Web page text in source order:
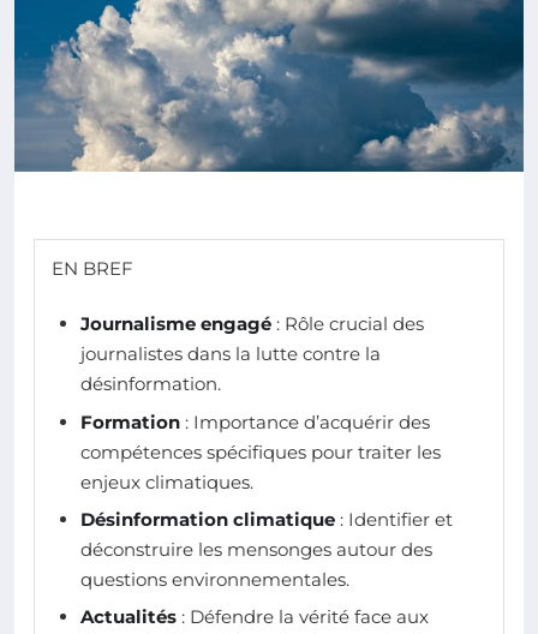
EN BREF
Journalisme engagé : Rôle crucial des
journalistes dans la lutte contre la
désinformation.
Formation : Importance d’acquérir des
compétences spécifiques pour traiter les
enjeux climatiques.
Désinformation climatique : Identifier et
déconstruire les mensonges autour des
questions environnementales.
Actualités : Défendre la vérité face aux